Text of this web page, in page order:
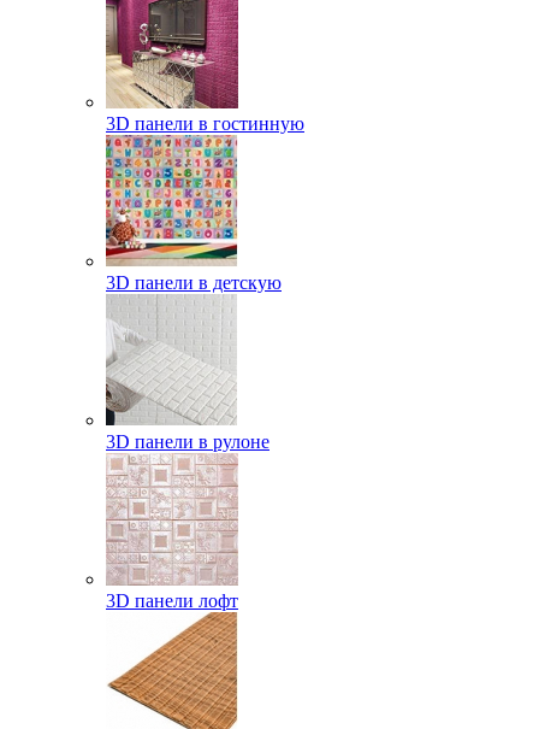
3D панели в гостинную
3D панели в детскую
3D панели в рулоне
3D панели лофт